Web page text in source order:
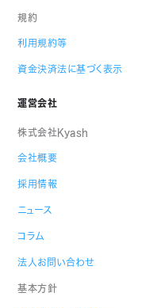
規約
利用規約等
資金決済法に基づく表示
運営会社
株式会社Kyash
会社概要
採用情報
ニュース
コラム
法人お問い合わせ
基本方針